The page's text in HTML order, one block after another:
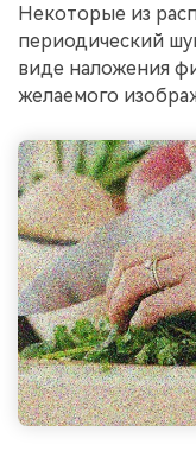
Некоторые из
периодический
виде наложения
желаемого